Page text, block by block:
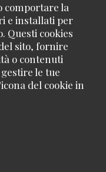
comportare la
e installati per
Questi cookies
sito, fornire
o contenuti
le tue
del cookie in
: 5/5